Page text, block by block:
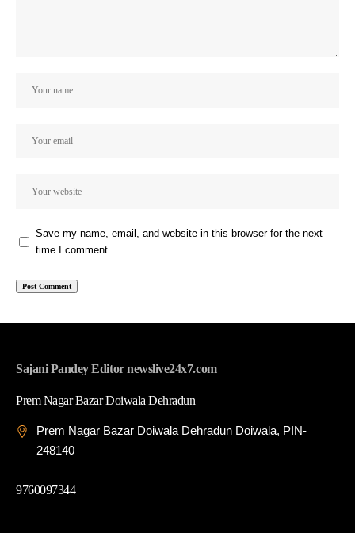
Save my name, email, and website in this browser for the next
time I comment.
Sajani Pandey Editor newslive24x7.com
Prem Nagar Bazar Doiwala Dehradun
Prem Nagar Bazar Doiwala Dehradun Doiwala, PIN-
248140
9760097344